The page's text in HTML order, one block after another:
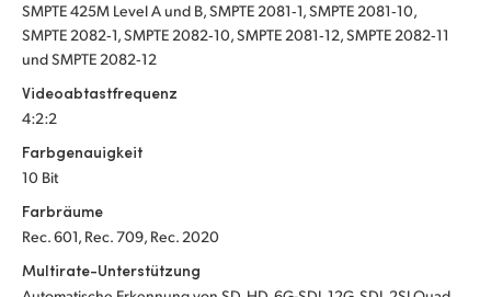
SMPTE 425M Level A und B, SMPTE 2081‑1, SMPTE 2081‑10,
SMPTE 2082‑1, SMPTE 2082‑10, SMPTE 2081‑12, SMPTE 2082‑11
und SMPTE 2082‑12
Videoabtastfrequenz
4:2:2
Farbgenauigkeit
10 Bit
Farbräume
Rec. 601, Rec. 709, Rec. 2020
Multirate-Unterstützung